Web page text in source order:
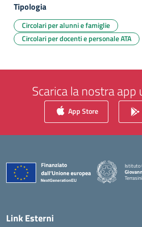
Tipologia
Circolari per alunni e famiglie
Circolari per docenti e personale ATA
Scarica la nostra app
App Store
Istituto
Link Esterni